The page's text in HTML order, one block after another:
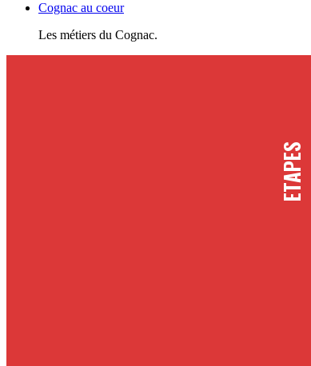
Cognac au coeur
Les métiers du Cognac.
ETAPES